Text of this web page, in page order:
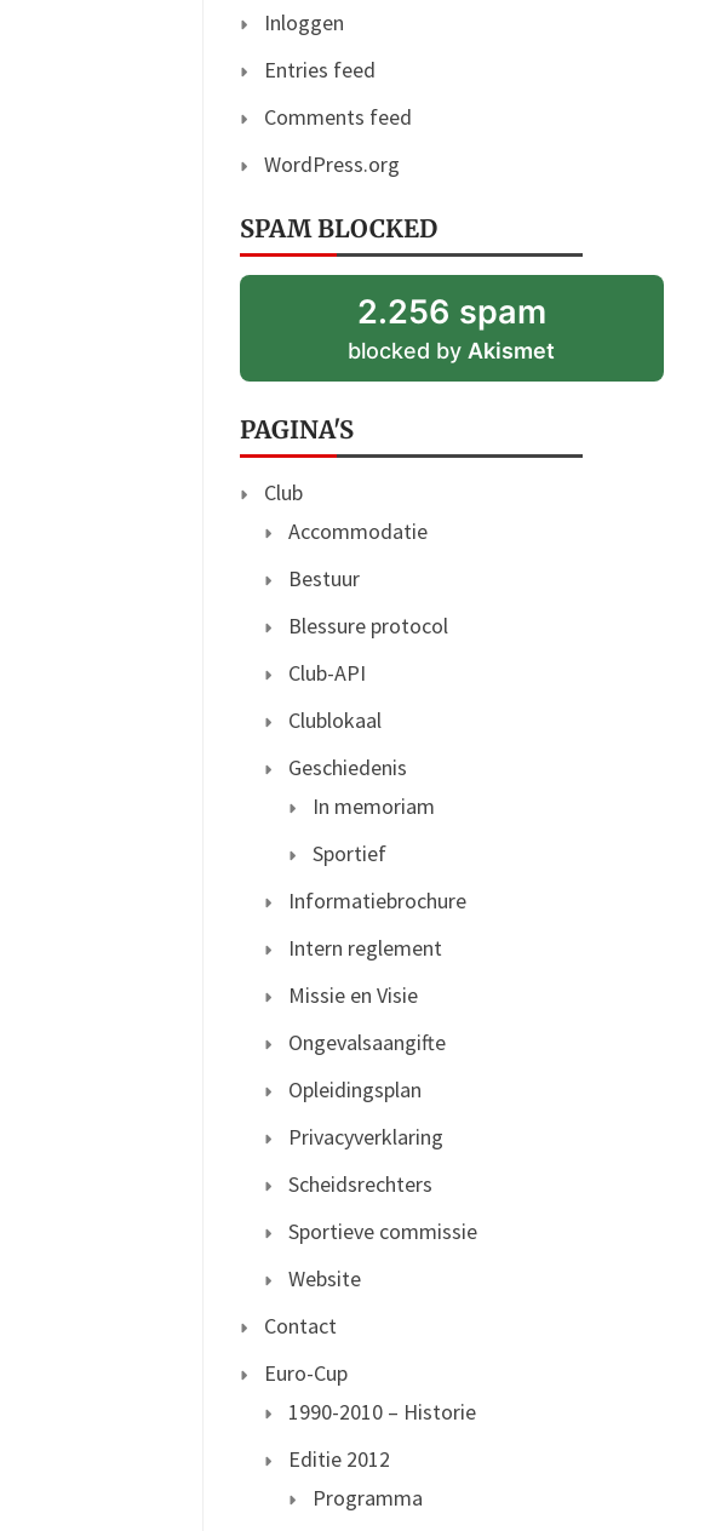
Inloggen
Entries feed
Comments feed
WordPress.org
SPAM BLOCKED
2.256 spam
blocked byAkismet
PAGINA'S
Club
Accommodatie
Bestuur
Blessure protocol
Club-API
Clublokaal
Geschiedenis
In memoriam
Sportief
Informatiebrochure
Intern reglement
Missie en Visie
Ongevalsaangifte
Opleidingsplan
Privacyverklaring
Scheidsrechters
Sportieve commissie
Website
Contact
Euro-Cup
1990-2010 – Historie
Editie 2012
Programma